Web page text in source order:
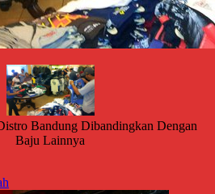
Bandung Dibandingkan Dengan
Baju Lainnya